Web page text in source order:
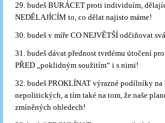
29. budeš BURÁCET proti individuím,
NEDĚLAJÍCÍM to, co dělat najisto máme!
30. budeš v míře CO NEJVĚTŠÍ odčiňovat
31. budeš dávat přednost tvrdému útočení
PŘED „poklidným soužitím“ i s nimi!
32. budeš PROKLÍNAT výrazné podílníky
nepolitických, a tím také na tom, že naše
zmíněných ohledech!